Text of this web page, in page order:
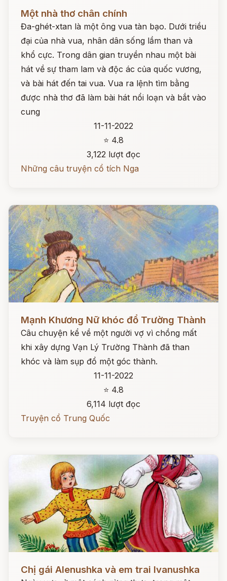
Một nhà thơ chân chính
Đa-ghét-xtan là một ông vua tàn bạo. Dưới triều
đại của nhà vua, nhân dân sống lầm than và
khổ cực. Trong dân gian truyền nhau một bài
hát về sự tham lam và độc ác của quốc vương,
và bài hát đến tai vua. Vua ra lệnh tìm bằng
được nhà thơ đã làm bài hát nổi loạn và bắt vào
cung
11-11-2022
⭐ 4.8
3,122 lượt đọc
Những câu truyện cổ tích Nga
Mạnh Khương Nữ khóc đổ Trường Thành
Câu chuyện kể về một người vợ vì chồng mất
khi xây dựng Vạn Lý Trường Thành đã than
khóc và làm sụp đổ một góc thành.
11-11-2022
⭐ 4.8
6,114 lượt đọc
Truyện cổ Trung Quốc
Chị gái Alenushka và em trai Ivanushka